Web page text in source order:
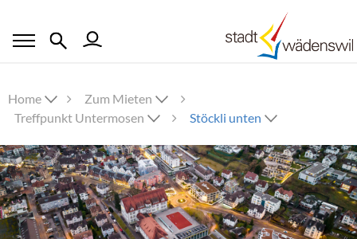
Home
Zum Mieten
Treffpunkt Untermosen
Stöckli unten